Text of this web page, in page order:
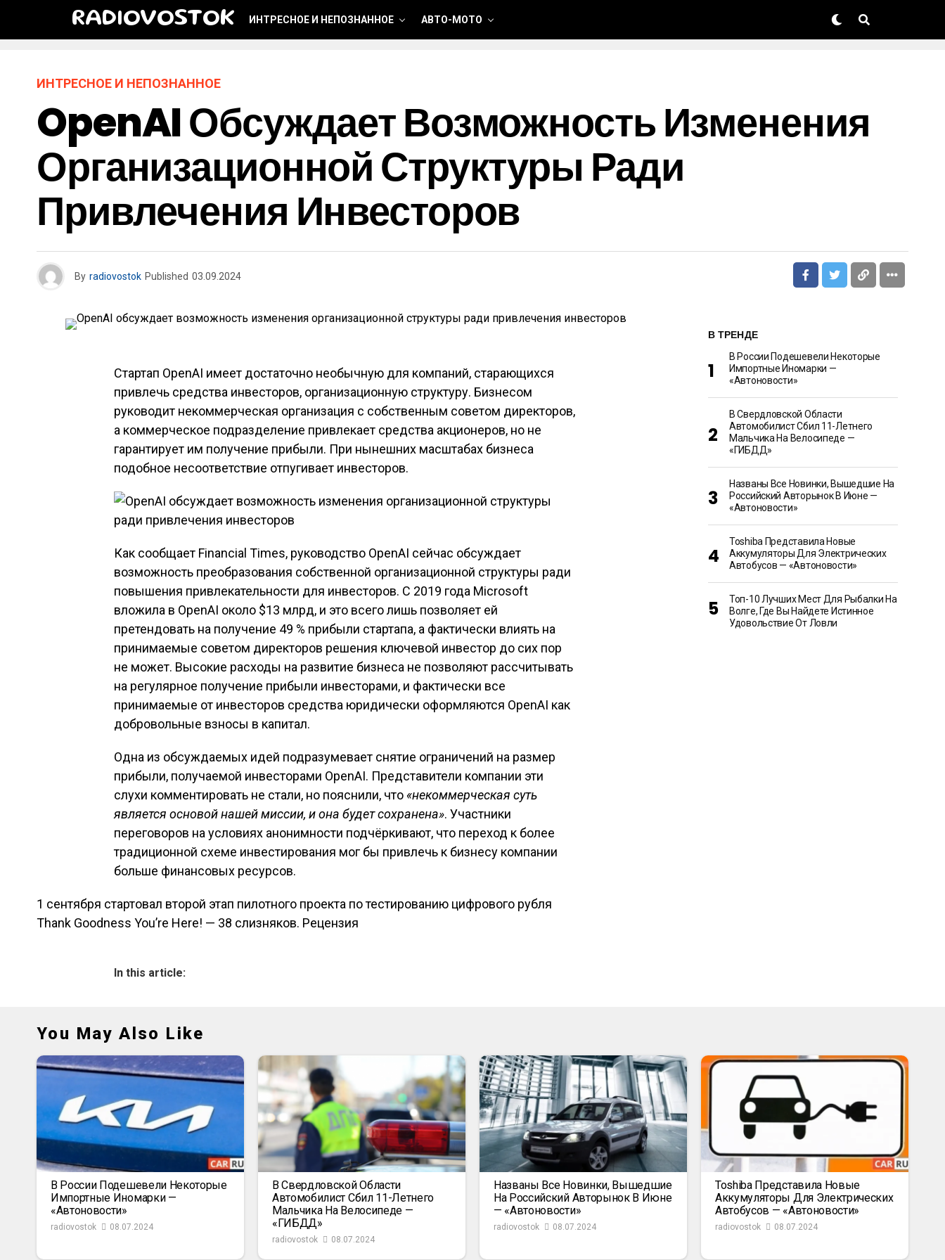
RADIOVOSTOK ИНТРЕСНОЕ И НЕПОЗНАННОЕ АВТО-МОТО
ИНТРЕСНОЕ И НЕПОЗНАННОЕ
OpenAI Обсуждает Возможность Изменения
Организационной Структуры Ради
Привлечения Инвесторов
By radiovostok Published 03.09.2024
Стартап OpenAI имеет достаточно необычную для компаний, старающихся
привлечь средства инвесторов, организационную структуру. Бизнесом
руководит некоммерческая организация с собственным советом директоров,
а коммерческое подразделение привлекает средства акционеров, но не
гарантирует им получение прибыли. При нынешних масштабах бизнеса
подобное несоответствие отпугивает инвесторов.
Как сообщает Financial Times, руководство OpenAI сейчас обсуждает
возможность преобразования собственной организационной структуры ради
повышения привлекательности для инвесторов. С 2019 года Microsoft
вложила в OpenAI около $13 млрд, и это всего лишь позволяет ей
претендовать на получение 49 % прибыли стартапа, а фактически влиять на
принимаемые советом директоров решения ключевой инвестор до сих пор
не может. Высокие расходы на развитие бизнеса не позволяют рассчитывать
на регулярное получение прибыли инвесторами, и фактически все
принимаемые от инвесторов средства юридически оформляются OpenAI как
добровольные взносы в капитал.
Одна из обсуждаемых идей подразумевает снятие ограничений на размер
прибыли, получаемой инвесторами OpenAI. Представители компании эти
слухи комментировать не стали, но пояснили, что «некоммерческая суть
является основой нашей миссии, и она будет сохранена». Участники
переговоров на условиях анонимности подчёркивают, что переход к более
традиционной схеме инвестирования мог бы привлечь к бизнесу компании
больше финансовых ресурсов.
Навигация по записям
1 сентября стартовал второй этап пилотного проекта по тестированию цифрового рубля
Thank Goodness You’re Here! — 38 слизняков. Рецензия
In this article:
В ТРЕНДЕ
В России Подешевели Некоторые
Импортные Иномарки —
«Автоновости»
В Свердловской Области
Автомобилист Сбил 11-Летнего
Мальчика На Велосипеде —
«ГИБДД»
Названы Все Новинки, Вышедшие На
Российский Авторынок В Июне —
«Автоновости»
Toshiba Представила Новые
Аккумуляторы Для Электрических
Автобусов — «Автоновости»
Топ-10 Лучших Мест Для Рыбалки На
Волге, Где Вы Найдете Истинное
Удовольствие От Ловли
You May Also Like
В России Подешевели Некоторые
Импортные Иномарки —
«Автоновости»
radiovostok 08.07.2024
В Свердловской Области
Автомобилист Сбил 11-Летнего
Мальчика На Велосипеде —
«ГИБДД»
radiovostok 08.07.2024
Названы Все Новинки, Вышедшие
На Российский Авторынок В Июне
— «Автоновости»
radiovostok 08.07.2024
Toshiba Представила Новые
Аккумуляторы Для Электрических
Автобусов — «Автоновости»
radiovostok 08.07.2024